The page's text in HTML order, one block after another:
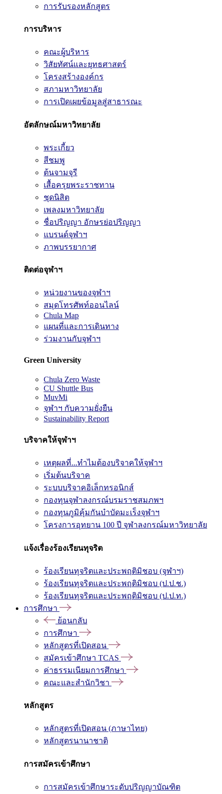
การรับรองหลักสูตร
การบริหาร
คณะผู้บริหาร
วิสัยทัศน์และยุทธศาสตร์
โครงสร้างองค์กร
สภามหาวิทยาลัย
การเปิดเผยข้อมูลสู่สาธารณะ
อัตลักษณ์มหาวิทยาลัย
พระเกี้ยว
สีชมพู
ต้นจามจุรี
เสื้อครุยพระราชทาน
ชุดนิสิต
เพลงมหาวิทยาลัย
ชื่อปริญญา อักษรย่อปริญญา
แบรนด์จุฬาฯ
ภาพบรรยากาศ
ติดต่อจุฬาฯ
หน่วยงานของจุฬาฯ
สมุดโทรศัพท์ออนไลน์
Chula Map
แผนที่และการเดินทาง
ร่วมงานกับจุฬาฯ
Green University
Chula Zero Waste
CU Shuttle Bus
MuvMi
จุฬาฯ กับความยั่งยืน
Sustainability Report
บริจาคให้จุฬาฯ
เหตุผลที่...ทำไมต้องบริจาคให้จุฬาฯ
เริ่มต้นบริจาค
ระบบบริจาคอิเล็กทรอนิกส์
กองทุนจุฬาลงกรณ์บรมราชสมภพฯ
กองทุนภูมิคุ้มกันบำบัดมะเร็งจุฬาฯ
โครงการอุทยาน 100 ปี จุฬาลงกรณ์มหาวิทยาลัย
แจ้งเรื่องร้องเรียนทุจริต
ร้องเรียนทุจริตและประพฤติมิชอบ (จุฬาฯ)
ร้องเรียนทุจริตและประพฤติมิชอบ (ป.ป.ช.)
ร้องเรียนทุจริตและประพฤติมิชอบ (ป.ป.ท.)
การศึกษา
ย้อนกลับ
การศึกษา
หลักสูตรที่เปิดสอน
สมัครเข้าศึกษา TCAS
ค่าธรรมเนียมการศึกษา
คณะและสำนักวิชา
หลักสูตร
หลักสูตรที่เปิดสอน (ภาษาไทย)
หลักสูตรนานาชาติ
การสมัครเข้าศึกษา
การสมัครเข้าศึกษาระดับปริญญาบัณฑิต